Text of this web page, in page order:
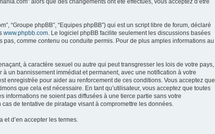
alors que des changements ont été effectués, vous acceptez d’être
“Groupe phpBB”, “Equipes phpBB”) qui est un script libre de forum, déclaré
www.phpbb.com. Le logiciel phpBB facilite seulement les discussions basées
comme contenu ou conduite permis. Pour de plus amples informations au
à caractère sexuel ou autre qui peut transgresser les lois de votre pays,
un bannissement immédiat et permanent, avec une notification à votre
enregistrée pour aider au renforcement de ces conditions. Vous acceptez que
que cela est nécessaire. En tant qu’utilisateur, vous acceptez que toutes
informations ne soient pas diffusées à une tierce partie sans votre
de tentative de piratage visant à compromettre les données.
et d’en accepter les termes.